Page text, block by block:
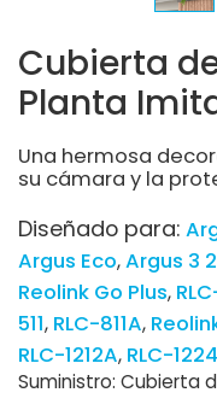
Cubierta
Planta
Una hermosa
su cámara y la
Diseñado para:
Argus Eco Argus 3
Reolink Go Plus
511 RLC-811A
RLC-1212A RLC-
Suministro: Cubierta